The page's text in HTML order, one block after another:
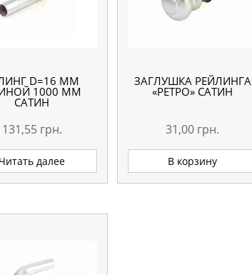
D=16 ММ
1000 ММ
САТИН
131,55 грн.
Читать далее
ЗАГЛУШКА РЕЙЛИНГА
«РЕТРО» САТИН
31,00 грн.
В корзину